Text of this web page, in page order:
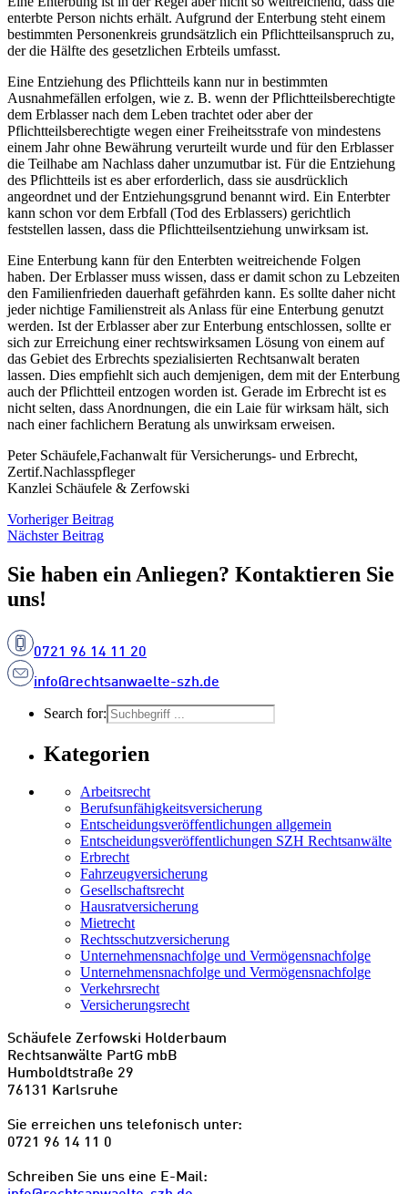
enterbte Person nichts erhält. Aufgrund der Enterbung steht einem
bestimmten Personenkreis grundsätzlich ein Pflichtteilsanspruch zu,
der die Hälfte des gesetzlichen Erbteils umfasst.
Eine Entziehung des Pflichtteils kann nur in bestimmten
Ausnahmefällen erfolgen, wie z. B. wenn der Pflichtteilsberechtigte
dem Erblasser nach dem Leben trachtet oder aber der
Pflichtteilsberechtigte wegen einer Freiheitsstrafe von mindestens
einem Jahr ohne Bewährung verurteilt wurde und für den Erblasser
die Teilhabe am Nachlass daher unzumutbar ist. Für die Entziehung
des Pflichtteils ist es aber erforderlich, dass sie ausdrücklich
angeordnet und der Entziehungsgrund benannt wird. Ein Enterbter
kann schon vor dem Erbfall (Tod des Erblassers) gerichtlich
feststellen lassen, dass die Pflichtteilsentziehung unwirksam ist.
Eine Enterbung kann für den Enterbten weitreichende Folgen
haben. Der Erblasser muss wissen, dass er damit schon zu Lebzeiten
den Familienfrieden dauerhaft gefährden kann. Es sollte daher nicht
jeder nichtige Familienstreit als Anlass für eine Enterbung genutzt
werden. Ist der Erblasser aber zur Enterbung entschlossen, sollte er
sich zur Erreichung einer rechtswirksamen Lösung von einem auf
das Gebiet des Erbrechts spezialisierten Rechtsanwalt beraten
lassen. Dies empfiehlt sich auch demjenigen, dem mit der Enterbung
auch der Pflichtteil entzogen worden ist. Gerade im Erbrecht ist es
nicht selten, dass Anordnungen, die ein Laie für wirksam hält, sich
nach einer fachlichern Beratung als unwirksam erweisen.
Peter Schäufele,Fachanwalt für Versicherungs- und Erbrecht,
Zertif.Nachlasspfleger
Kanzlei Schäufele & Zerfowski
Vorheriger Beitrag
Nächster Beitrag
Sie haben ein Anliegen? Kontaktieren Sie
uns!
0721 96 14 11 20
info@rechtsanwaelte-szh.de
Search for:
Kategorien
Arbeitsrecht
Berufsunfähigkeitsversicherung
Entscheidungs­­veröffentlichungen allgemein
Entscheidungs­veröffentlichungen SZH Rechtsanwälte
Erbrecht
Fahrzeugversicherung
Gesellschaftsrecht
Hausratversicherung
Mietrecht
Rechtsschutzversicherung
Unternehmensnachfolge und Vermögensnachfolge
Unternehmensnachfolge und Vermögensnachfolge
Verkehrsrecht
Versicherungsrecht
Schäufele Zerfowski Holderbaum
Rechtsanwälte PartG mbB
Humboldtstraße 29
76131 Karlsruhe
Sie erreichen uns telefonisch unter:
0721 96 14 11 0
Schreiben Sie uns eine E-Mail: